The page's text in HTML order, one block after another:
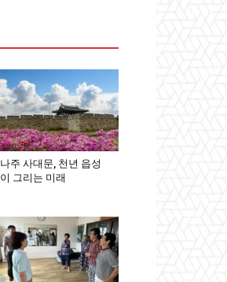
나주 사대문, 천년 읍성
이 그리는 미래